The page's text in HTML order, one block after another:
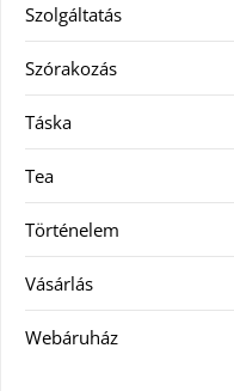
Szolgáltatás
Szórakozás
Táska
Tea
Történelem
Vásárlás
Webáruház